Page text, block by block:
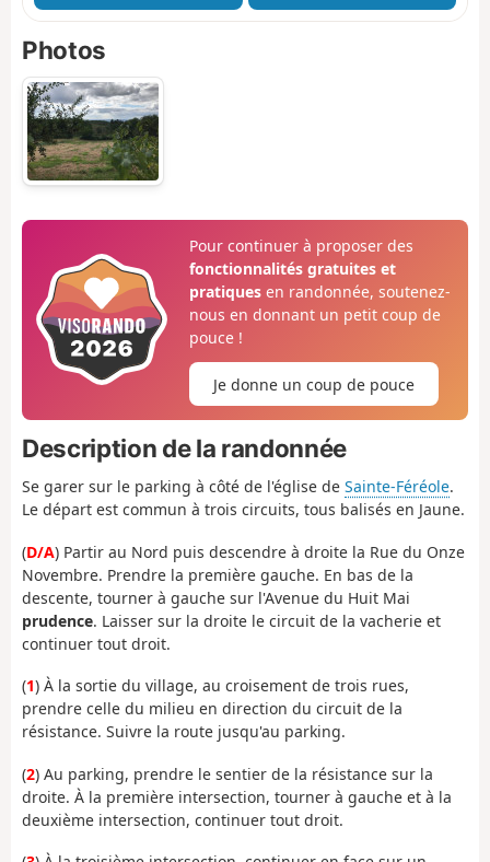
Photos
Pour continuer à proposer des
fonctionnalités gratuites et
pratiquesen randonnée, soutenez-
nous en donnant un petit coup de
pouce !
Je donne un coup de pouce
Description de la randonnée
Se garer sur le parking à côté de l'église de Sainte-Féréole.
Le départ est commun à trois circuits, tous balisés en Jaune.
(D/A) Partir au Nord puis descendre à droite la Rue du Onze
Novembre. Prendre la première gauche. En bas de la
descente, tourner à gauche sur l'Avenue du Huit Mai
prudence. Laisser sur la droite le circuit de la vacherie et
continuer tout droit.
(1) À la sortie du village, au croisement de trois rues,
prendre celle du milieu en direction du circuit de la
résistance. Suivre la route jusqu'au parking.
(2) Au parking, prendre le sentier de la résistance sur la
droite. À la première intersection, tourner à gauche et à la
deuxième intersection, continuer tout droit.